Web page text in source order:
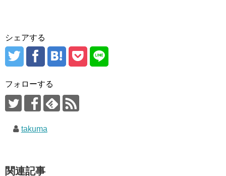
シェアする
フォローする
takuma
関連記事